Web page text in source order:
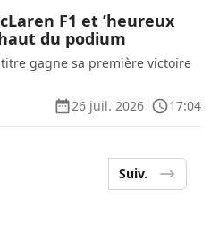
F1 et ’heureux
du podium
gagne sa première victoire
26 juil. 2026
17:04
Suiv.